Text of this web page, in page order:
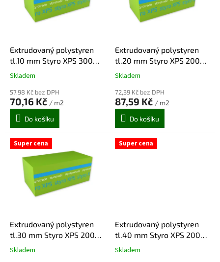
Extrudovaný polystyren
tl.10 mm Styro XPS 300
RP-I, hladký 1 250x600
Průměrné
produktu
je
5,0
5
hvězdiček.
Skladem
57,98 Kč bez DPH
70,16 Kč / m2
Do košíku
Extrudovaný polystyren
tl.20 mm Styro XPS 200
SP-I, vafle 1 250x600 (15
Průměrné
produktu
je
5,0
5
hvězdiček.
Skladem
72,39 Kč bez DPH
87,59 Kč / m2
Do košíku
Super cena
Extrudovaný polystyren
tl.30 mm Styro XPS 200
SP-I, vafle 1 250x600 (10,5
Průměrné
Skladem
Super cena
Extrudovaný polystyren
tl.40 mm Styro XPS 200
SP-I, vafle 1 250x600 (7,5
Průměrné
Skladem